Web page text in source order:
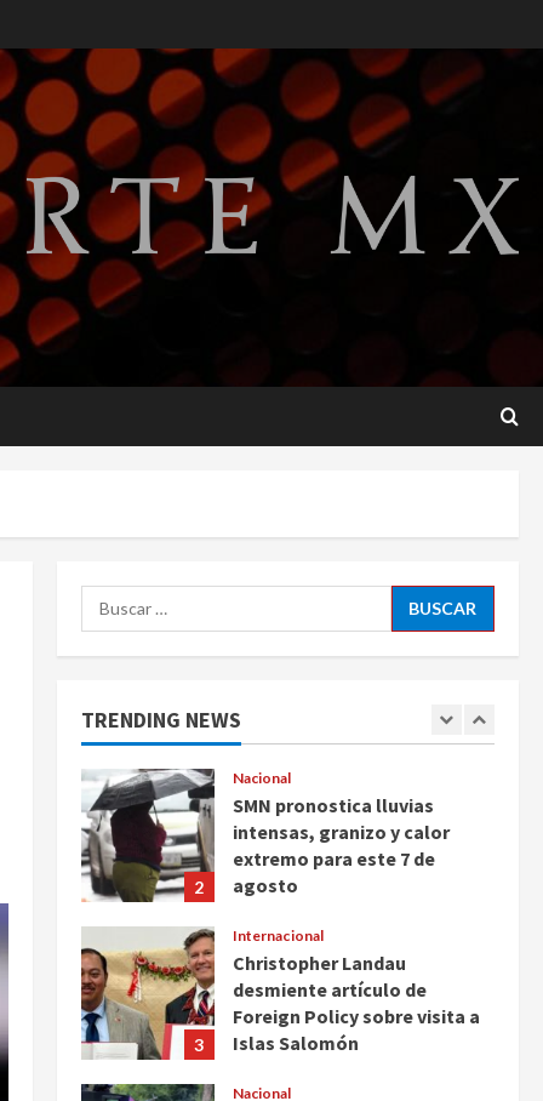
Buscar:
TRENDING NEWS
2
intensas, granizo y calor
extremo para este 7 de
agosto 7, 2026
3
Internacional
Christopher Landau
desmiente artículo de
Foreign Policy sobre visita a
Islas Salomón
buscado por Interpol
obstrucción en el caso
1
Caliente
2
Nacional
SMN pronostica lluvias
intensas, granizo y calor
extremo para este 7 de
agosto
3
Internacional
Christopher Landau
desmiente artículo de
Foreign Policy sobre visita a
Islas Salomón
Nacional